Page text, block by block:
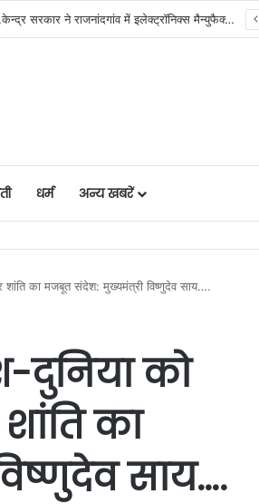
योजना, आर्थिक एवं सांख्यिकी विभाग और आईआईएम रायपुर के बीच एमओयू सुशासन, नीति निर्माण और साक्ष्य-आधारित निर्णय प्रणाली को मिलेगा बढ़ावा….
धर्म अन्य खबरें
का मजबूत संदेश: मुख्यमंत्री विष्णुदेव साय….
दुनिया को
का
साय….